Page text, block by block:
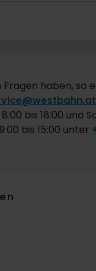
haben, so
bis 18:00 und
bis 15:00 unter